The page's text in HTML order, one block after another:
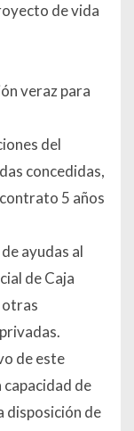
de vida
veraz para
del
concedidas,
5 años
ayudas al
de Caja
otras
de este
capacidad de
disposición de